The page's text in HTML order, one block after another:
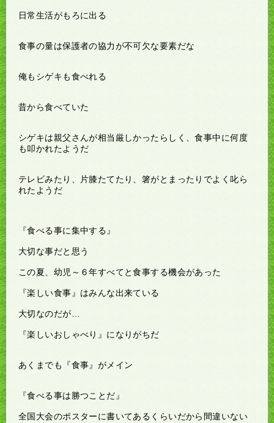
日常生活がもろに出る
食事の量は保護者の協力が不可欠な要素だな
俺もシゲキも食べれる
昔から食べていた
シゲキは親父さんが相当厳しかったらしく、食事中に何度
も叩かれたようだ
テレビみたり、片膝たてたり、箸がとまったりでよく叱ら
れたようだ
『食べる事に集中する』
大切な事だと思う
この夏、幼児～６年すべてと食事する機会があった
『楽しい食事』はみんな出来ている
大切なのだが…
『楽しいおしゃべり』になりがちだ
あくまでも『食事』がメイン
『食べる事は勝つことだ』
全国大会のポスターに書いてあるくらいだから間違いない